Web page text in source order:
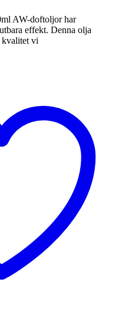
AW-doftoljor har
effekt. Denna olja
kvalitet vi